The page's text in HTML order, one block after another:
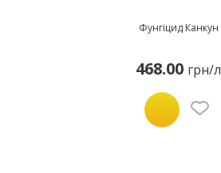
Фунгіцид Канкун
468.00 грн/л